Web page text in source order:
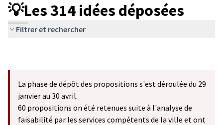
💡Les 314 idées déposées
Filtrer et rechercher
La phase de dépôt des propositions s'est déroulée du 29
janvier au 30 avril.
60 propositions on été retenues suite à l'analyse de
faisabilité par les services compétents de la ville et ont